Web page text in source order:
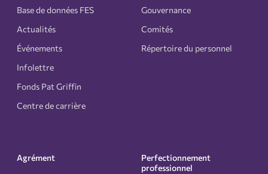
Base de données FES
Actualités
Événements
Infolettre
Fonds Pat Griffin
Centre de carrière
Gouvernance
Comités
Répertoire du personnel
Agrément
Perfectionnement
professionnel